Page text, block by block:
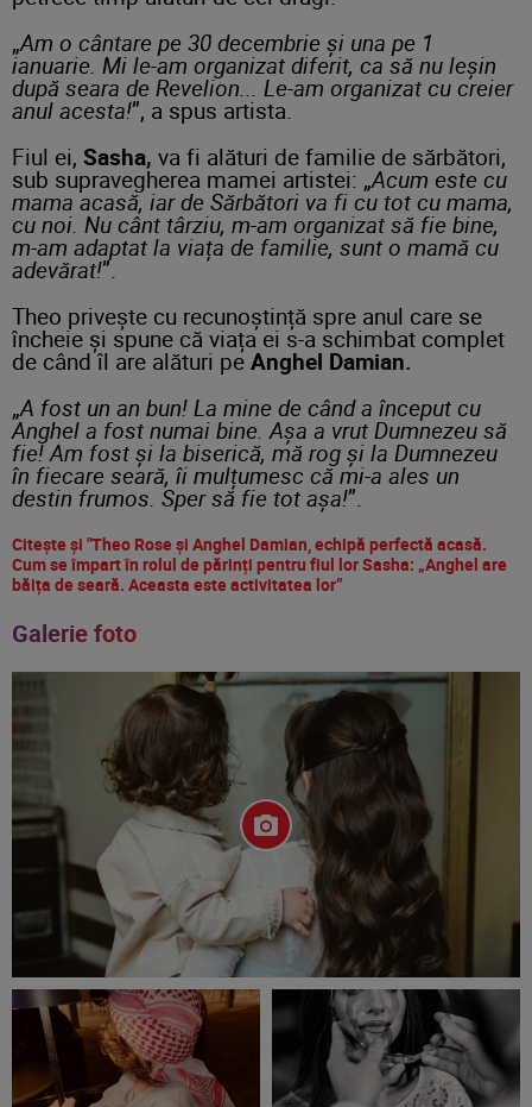
„Am o cântare pe 30 decembrie și una pe 1
ianuarie. Mi le-am organizat diferit, ca să nu leșin
după seara de Revelion... Le-am organizat cu creier
anul acesta!”, a spus artista.
Fiul ei, Sasha, va fi alături de familie de sărbători,
sub supravegherea mamei artistei: „Acum este cu
mama acasă, iar de Sărbători va fi cu tot cu mama,
cu noi. Nu cânt târziu, m-am organizat să fie bine,
m-am adaptat la viața de familie, sunt o mamă cu
adevărat!”.
Theo privește cu recunoștință spre anul care se
încheie și spune că viața ei s-a schimbat complet
de când îl are alături pe Anghel Damian.
„A fost un an bun! La mine de când a început cu
Anghel a fost numai bine. Așa a vrut Dumnezeu să
fie! Am fost și la biserică, mă rog și la Dumnezeu
în fiecare seară, îi mulțumesc că mi-a ales un
destin frumos. Sper să fie tot așa!”.
Citește și "Theo Rose și Anghel Damian, echipă perfectă acasă.
Cum se împart în rolul de părinți pentru fiul lor Sasha: „Anghel are
băița de seară. Aceasta este activitatea lor”
Galerie foto